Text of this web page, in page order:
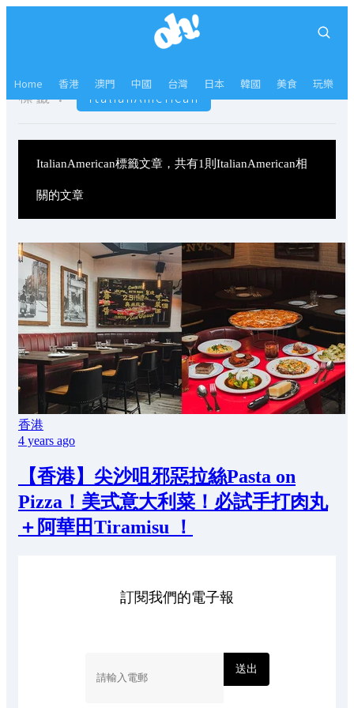
Home 香港 澳門 中國 台灣 日本 韓國 美食 玩樂
標籤： ItalianAmerican
ItalianAmerican標籤文章，共有1則ItalianAmerican相
關的文章
香港
4 years ago
【香港】尖沙咀邪惡拉絲Pasta on
Pizza！美式意大利菜！必試手打肉丸
＋阿華田Tiramisu ！
訂閱我們的電子報
送出